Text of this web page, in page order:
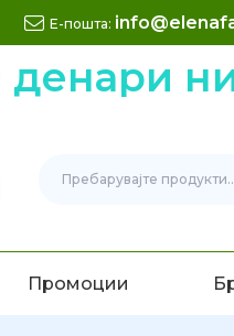
Е-пошта:
Промоции